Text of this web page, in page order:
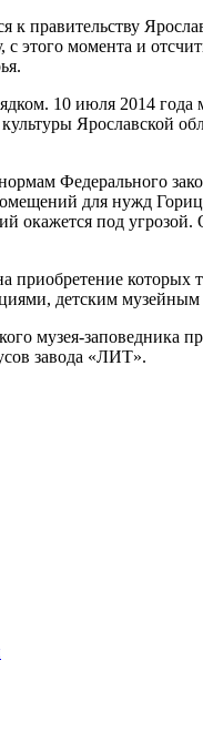
правительству
этого момента и
10 июля 2014
Ярославской
Федерального
для нужд
под угрозой.
которых
детским
музея-заповедника
завода «ЛИТ».